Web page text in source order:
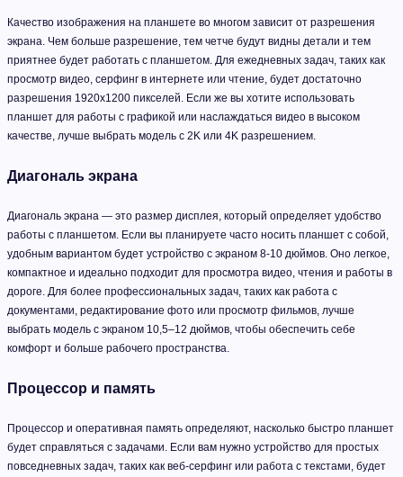
Качество изображения на планшете во многом зависит от разрешения
экрана. Чем больше разрешение, тем четче будут видны детали и тем
приятнее будет работать с планшетом. Для ежедневных задач, таких как
просмотр видео, серфинг в интернете или чтение, будет достаточно
разрешения 1920x1200 пикселей. Если же вы хотите использовать
планшет для работы с графикой или наслаждаться видео в высоком
качестве, лучше выбрать модель с 2K или 4K разрешением.
Диагональ экрана
Диагональ экрана — это размер дисплея, который определяет удобство
работы с планшетом. Если вы планируете часто носить планшет с собой,
удобным вариантом будет устройство с экраном 8-10 дюймов. Оно легкое,
компактное и идеально подходит для просмотра видео, чтения и работы в
дороге. Для более профессиональных задач, таких как работа с
документами, редактирование фото или просмотр фильмов, лучше
выбрать модель с экраном 10,5–12 дюймов, чтобы обеспечить себе
комфорт и больше рабочего пространства.
Процессор и память
Процессор и оперативная память определяют, насколько быстро планшет
будет справляться с задачами. Если вам нужно устройство для простых
повседневных задач, таких как веб-серфинг или работа с текстами, будет